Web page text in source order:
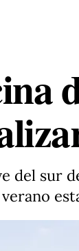
del sur